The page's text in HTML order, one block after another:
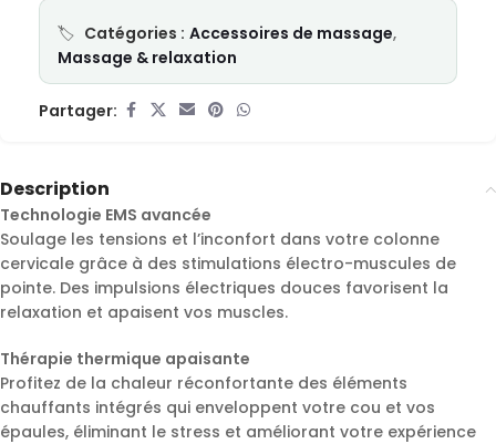
Catégories : Accessoires de massage,
Massage & relaxation
Partager:
Description
Technologie EMS avancée
Soulage les tensions et l’inconfort dans votre colonne
cervicale grâce à des stimulations électro-muscules de
pointe. Des impulsions électriques douces favorisent la
relaxation et apaisent vos muscles.
Thérapie thermique apaisante
Profitez de la chaleur réconfortante des éléments
chauffants intégrés qui enveloppent votre cou et vos
épaules, éliminant le stress et améliorant votre expérience